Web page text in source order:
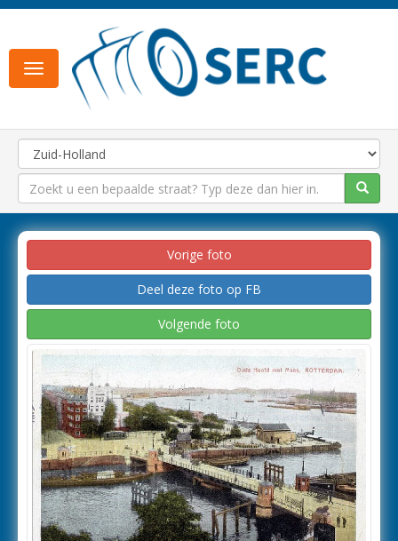
Toggle
navigation
Vorige foto
Deel deze foto op FB
Volgende foto